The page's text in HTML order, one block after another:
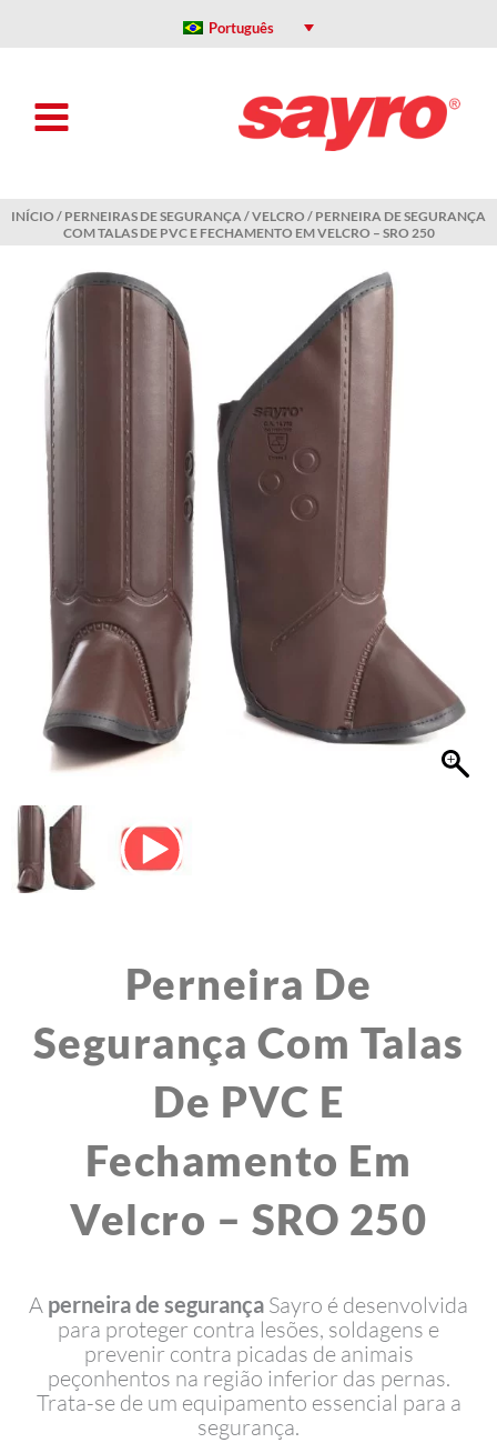
Português
INÍCIO / PERNEIRAS DE SEGURANÇA /VELCRO / PERNEIRA DE SEGURANÇA
COM TALAS DE PVC E FECHAMENTO EM VELCRO – SRO 250
Perneira De
Segurança Com Talas
De PVC E
Fechamento Em
Velcro – SRO 250
A perneira de segurança Sayro é desenvolvida
para proteger contra lesões, soldagens e
prevenir contra picadas de animais
peçonhentos na região inferior das pernas.
Trata-se de um equipamento essencial para a
segurança.